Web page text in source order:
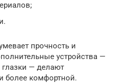
прочность и
устройства —
— делают
более комфортной.